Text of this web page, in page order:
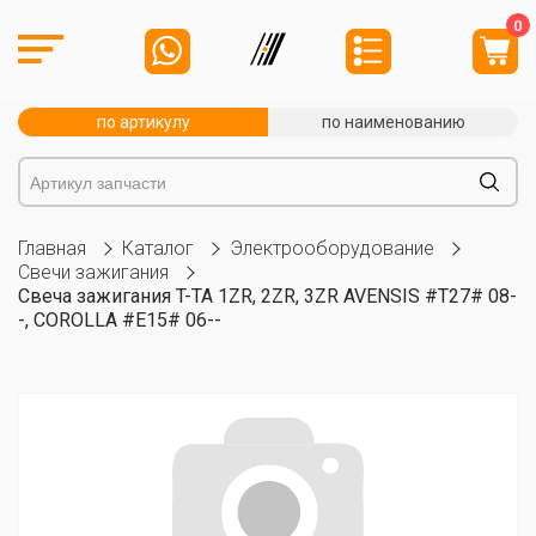
0
по артикулу по наименованию
Главная Каталог
Электрооборудование
Свечи зажигания
Свеча зажигания T-TA 1ZR, 2ZR, 3ZR AVENSIS #T27# 08-
-, COROLLA #E15# 06--